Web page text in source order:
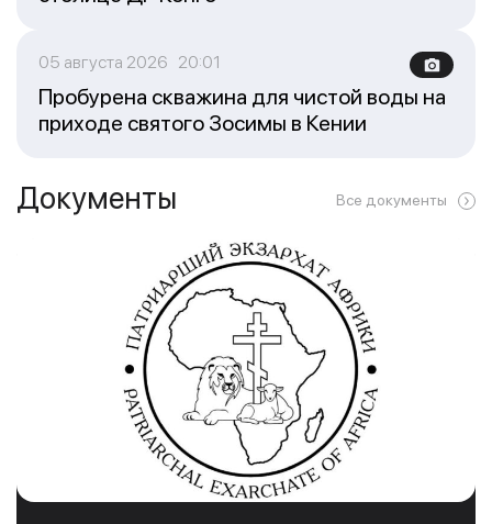
05 августа 2026 20:01
Пробурена скважина для чистой воды на
приходе святого Зосимы в Кении
Документы Все документы